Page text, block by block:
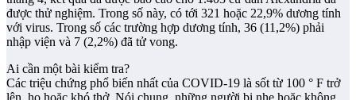
được thử nghiệm. Trong số này, có tới 321 hoặc 22,9% dương tính
với virus. Trong số các trường hợp dương tính, 36 (11,2%) phải
nhập viện và 7 (2,2%) đã tử vong.
Ai cần một bài kiểm tra?
Các triệu chứng phổ biến nhất của COVID-19 là sốt từ 100 ° F trở